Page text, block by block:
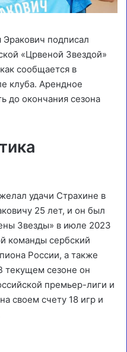
подписал
«Црвеной Звездой»
сообщается в
клуба. Арендное
до окончания сезона
удачи Страхине в
25 лет, и он был
Звезды» в июле 2023
команды сербский
России, а также
текущем сезоне он
премьер-лиги и
своем счету 18 игр и